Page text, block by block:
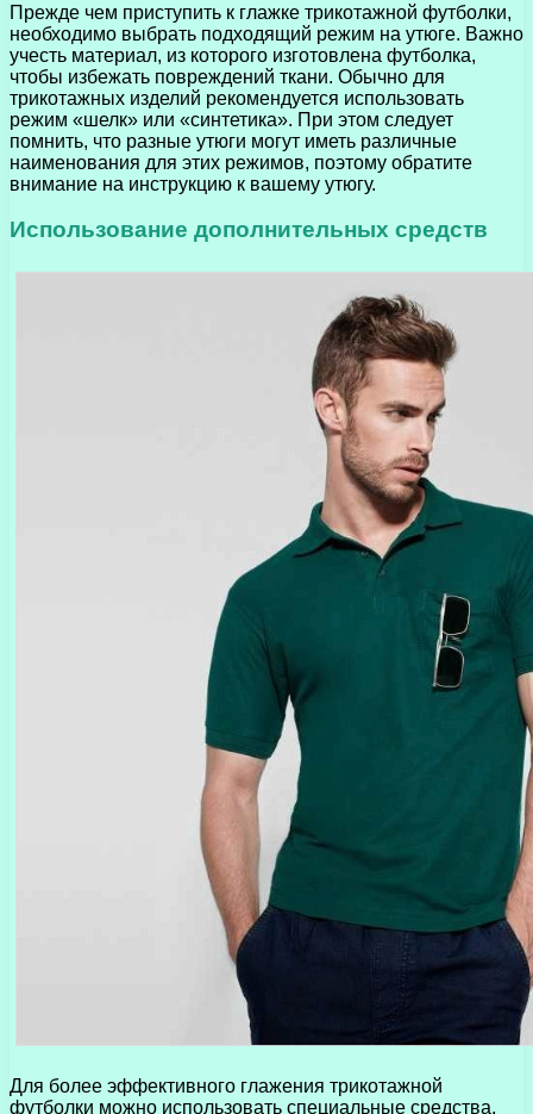
Прежде чем приступить к глажке трикотажной футболки,
необходимо выбрать подходящий режим на утюге. Важно
учесть материал, из которого изготовлена футболка,
чтобы избежать повреждений ткани. Обычно для
трикотажных изделий рекомендуется использовать
режим «шелк» или «синтетика». При этом следует
помнить, что разные утюги могут иметь различные
наименования для этих режимов, поэтому обратите
внимание на инструкцию к вашему утюгу.
Использование дополнительных средств
Для более эффективного глажения трикотажной
футболки можно использовать специальные средства,